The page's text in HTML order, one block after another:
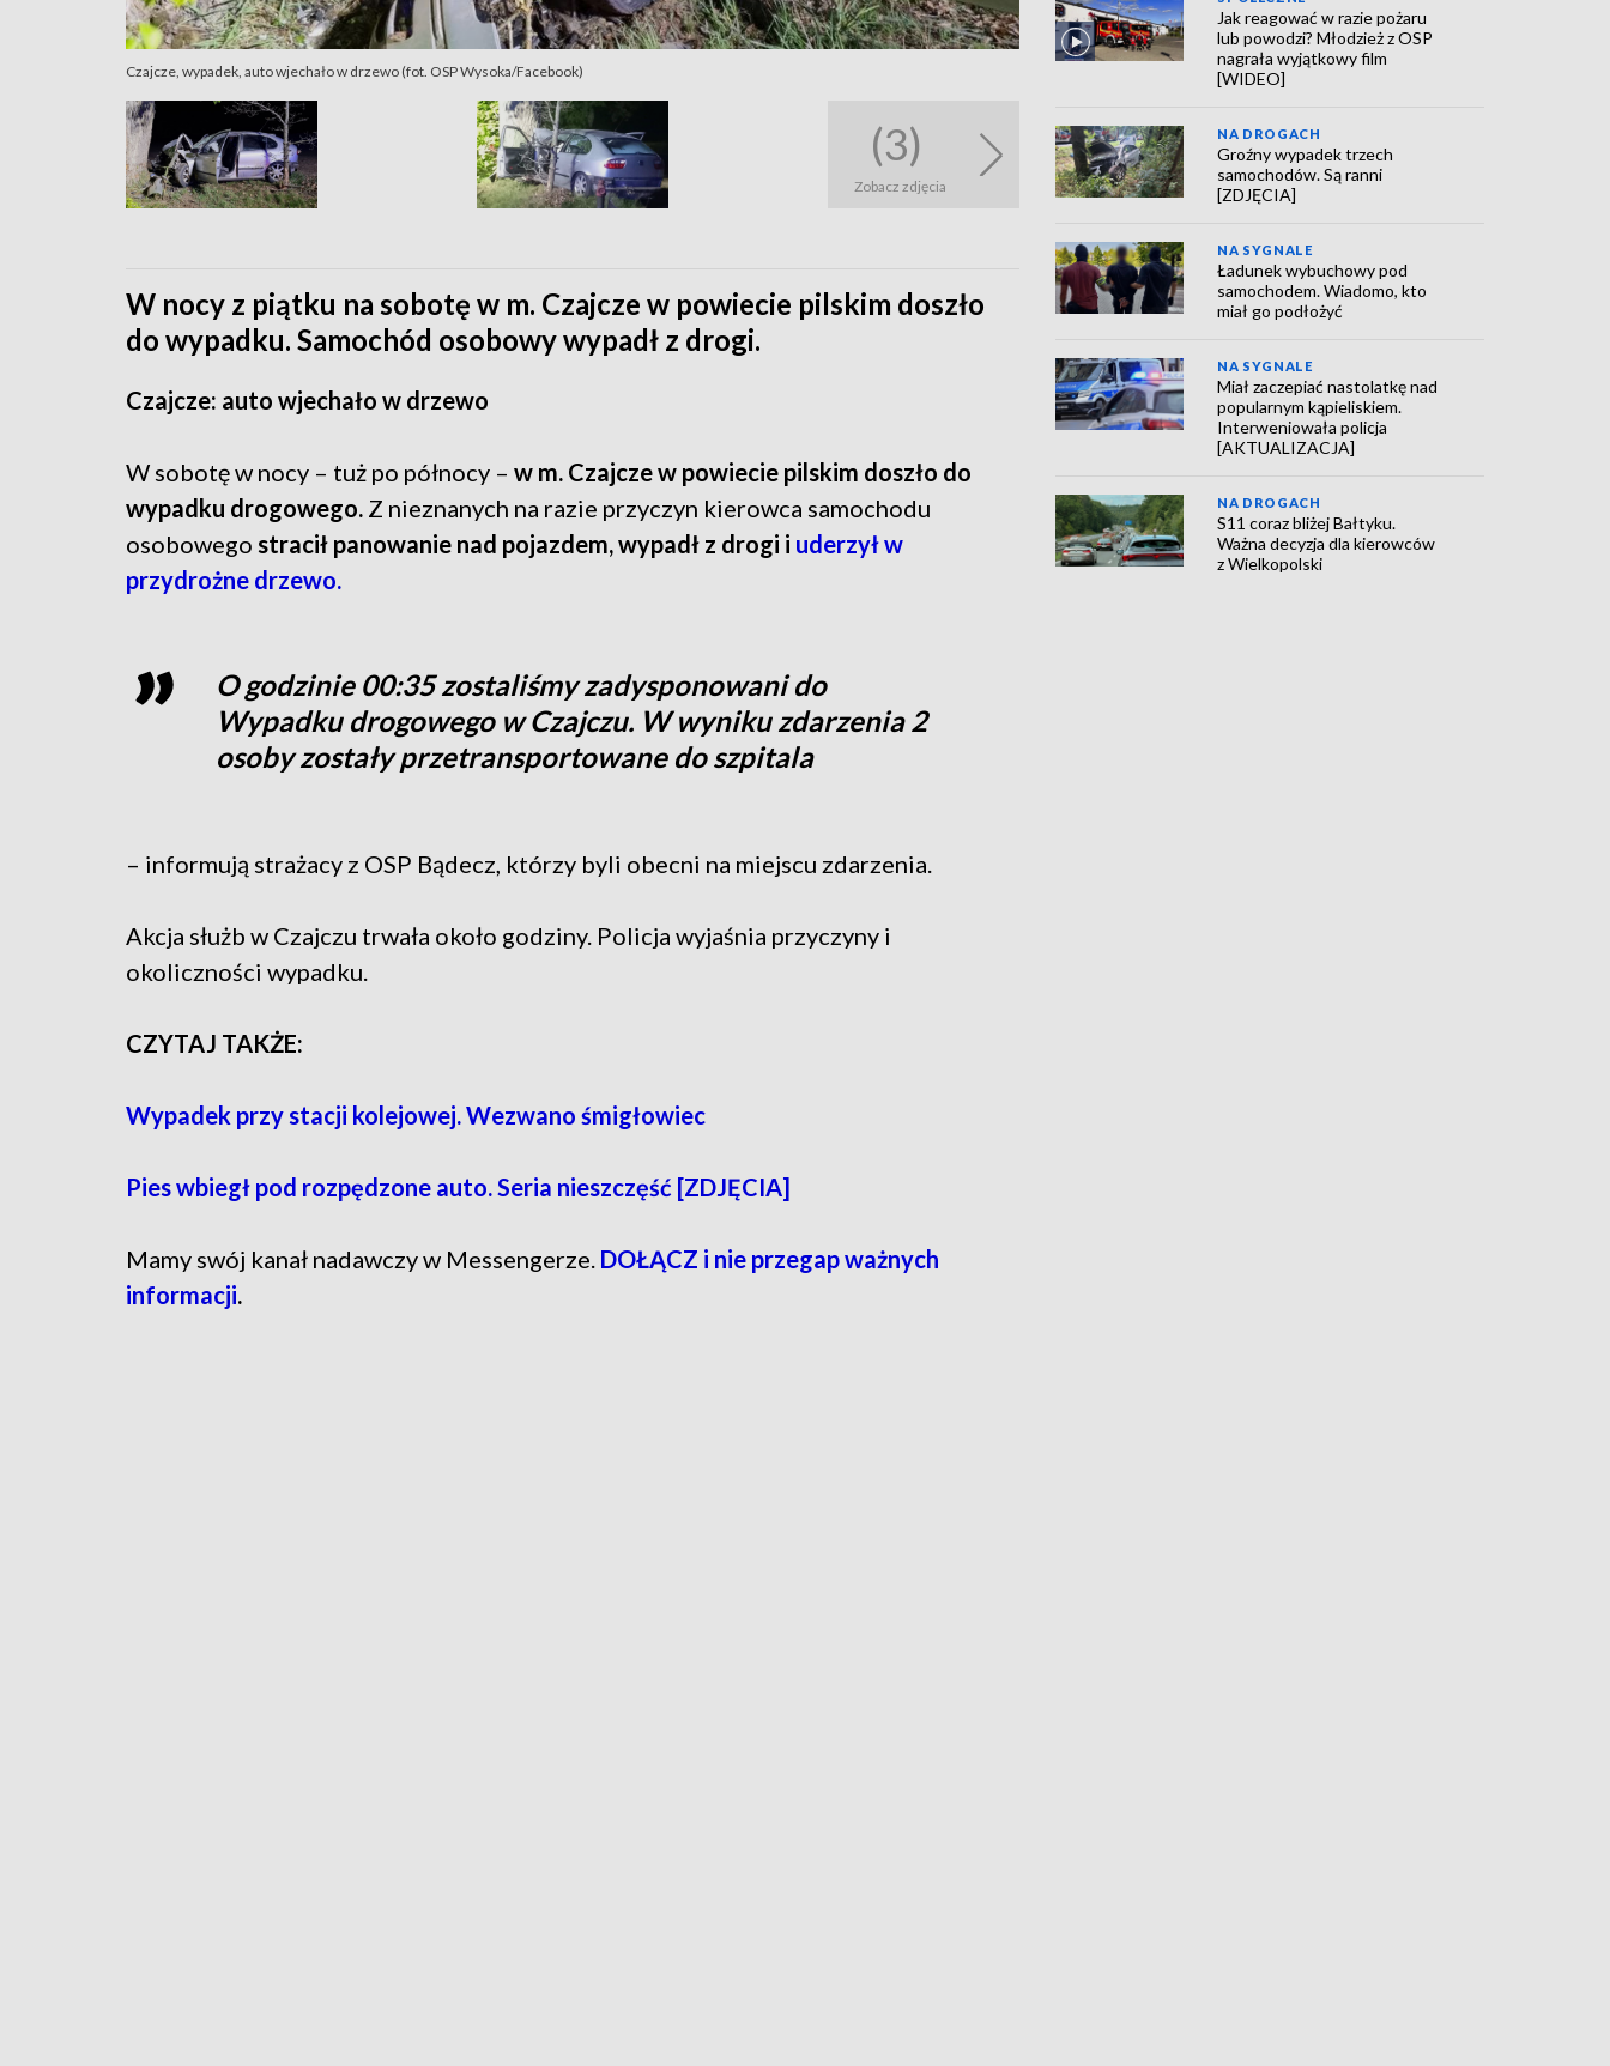
Czajcze, wypadek, auto wjechało w drzewo (fot. OSP Wysoka/Facebook)
(3)
Zobacz zdjęcia
W nocy z piątku na sobotę w m. Czajcze w powiecie pilskim doszło
do wypadku. Samochód osobowy wypadł z drogi.
Czajcze: auto wjechało w drzewo
W sobotę w nocy – tuż po północy – w m. Czajcze w powiecie pilskim doszło do
wypadku drogowego. Z nieznanych na razie przyczyn kierowca samochodu
osobowego stracił panowanie nad pojazdem, wypadł z drogi i uderzył w
przydrożne drzewo.
O godzinie 00:35 zostaliśmy zadysponowani do
Wypadku drogowego w Czajczu. W wyniku zdarzenia 2
osoby zostały przetransportowane do szpitala
– informują strażacy z OSP Bądecz, którzy byli obecni na miejscu zdarzenia.
Akcja służb w Czajczu trwała około godziny. Policja wyjaśnia przyczyny i
okoliczności wypadku.
CZYTAJ TAKŻE:
Wypadek przy stacji kolejowej. Wezwano śmigłowiec
Pies wbiegł pod rozpędzone auto. Seria nieszczęść [ZDJĘCIA]
Mamy swój kanał nadawczy w Messengerze. DOŁĄCZ i nie przegap ważnych
informacji.
Jak reagować w razie pożaru
lub powodzi? Młodzież z OSP
nagrała wyjątkowy film
[WIDEO]
NA DROGACH
Groźny wypadek trzech
samochodów. Są ranni
[ZDJĘCIA]
NA SYGNALE
Ładunek wybuchowy pod
samochodem. Wiadomo, kto
miał go podłożyć
NA SYGNALE
Miał zaczepiać nastolatkę nad
popularnym kąpieliskiem.
Interweniowała policja
[AKTUALIZACJA]
NA DROGACH
S11 coraz bliżej Bałtyku.
Ważna decyzja dla kierowców
z Wielkopolski